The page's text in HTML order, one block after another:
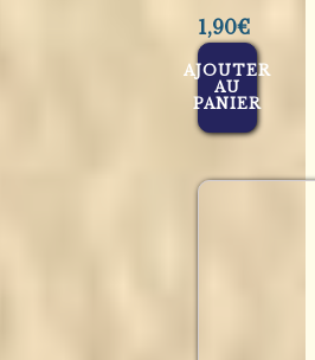
1,90€
AJOUTER
AU
PANIER